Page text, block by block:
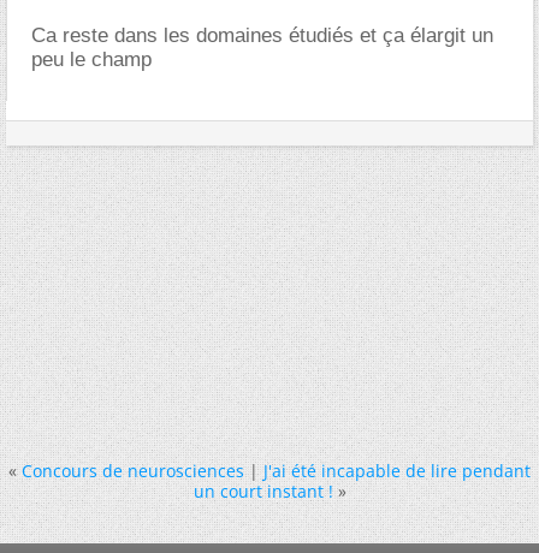
Ca reste dans les domaines étudiés et ça élargit un
peu le champ
« Concours de neurosciences|J'ai été incapable de lire pendant
un court instant ! »